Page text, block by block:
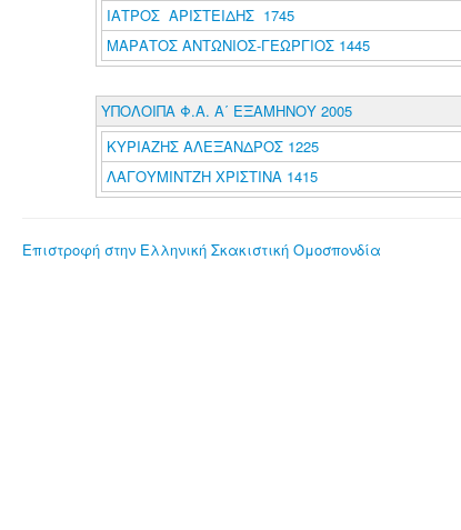
ΙΑΤΡΟΣ ΑΡΙΣΤΕΙΔΗΣ 1745
ΜΑΡΑΤΟΣ ΑΝΤΩΝΙΟΣ-ΓΕΩΡΓΙΟΣ 1445
ΥΠΟΛΟΙΠΑ Φ.Α. Α΄ ΕΞΑΜΗΝΟΥ 2005
ΚΥΡΙΑΖΗΣ ΑΛΕΞΑΝΔΡΟΣ 1225
ΛΑΓΟΥΜΙΝΤΖΗ ΧΡΙΣΤΙΝΑ 1415
Επιστροφή στην Ελληνική Σκακιστική Ομοσπονδία